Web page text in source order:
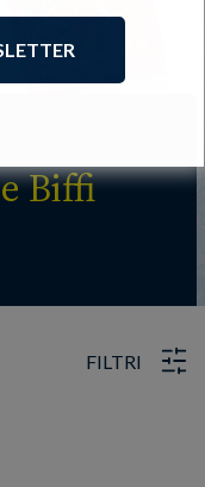
Biffi
FILTRI